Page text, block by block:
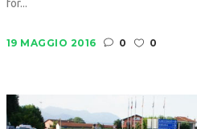
for...
19 MAGGIO 2016 0 0